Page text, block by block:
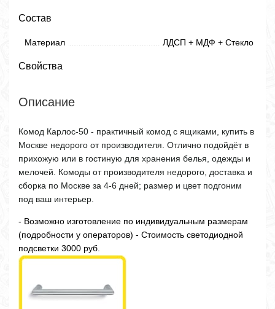
Состав
Материал ЛДСП + МДФ + Стекло
Свойства
Описание
Комод Карлос-50 - практичный комод с ящиками, купить в
Москве недорого от производителя. Отлично подойдёт в
прихожую или в гостиную для хранения белья, одежды и
мелочей. Комоды от производителя недорого, доставка и
сборка по Москве за 4-6 дней; размер и цвет подгоним
под ваш интерьер.
- Возможно изготовление по индивидуальным размерам
(подробности у операторов) - Стоимость светодиодной
подсветки 3000 руб.